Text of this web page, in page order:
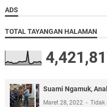
ADS
TOTAL TAYANGAN HALAMAN
Suami Ngamuk,
Maret 28, 2022 Tidak